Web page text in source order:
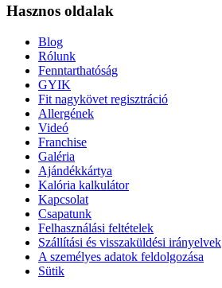
Hasznos oldalak
Blog
Rólunk
Fenntarthatóság
GYIK
Fit nagykövet regisztráció
Allergének
Videó
Franchise
Galéria
Ajándékkártya
Kalória kalkulátor
Kapcsolat
Csapatunk
Felhasználási feltételek
Szállítási és visszaküldési irányelvek
A személyes adatok feldolgozása
Sütik